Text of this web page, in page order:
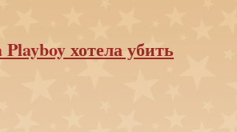
Playboy хотела убить